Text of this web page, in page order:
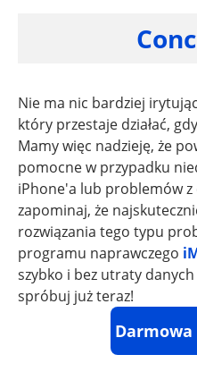
Nie ma nic bardziej
który przestaje działać,
Mamy więc nadzieję, że
pomocne w przypadku
iPhone'a lub problemów
zapominaj, że
rozwiązania tego typu
programu naprawczego
szybko i bez utraty
spróbuj już teraz!